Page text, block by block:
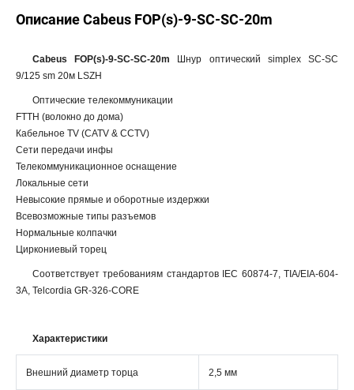
Описание Cabeus FOP(s)-9-SC-SC-20m
Cabeus FOP(s)-9-SC-SC-20m
Шнур оптический simplex SC-SC
9/125 sm 20м LSZH
Оптические телекоммуникации
FTTH (волокно до дома)
Кабельное TV (CATV & CCTV)
Сети передачи инфы
Телекоммуникационное оснащение
Локальные сети
Невысокие прямые и оборотные издержки
Всевозможные типы разъемов
Нормальные колпачки
Циркониевый торец
Соответствует требованиям стандартов IEC 60874-7, TIA/EIA-604-
3A, Telcordia GR-326-CORE
Характеристики
Внешний диаметр торца 2,5 мм